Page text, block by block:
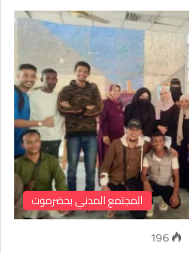
المجتمع المدني بحضرموت
196